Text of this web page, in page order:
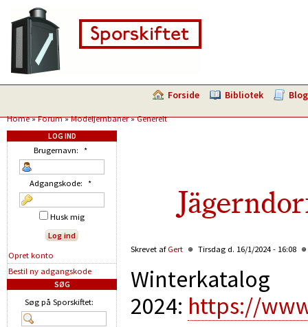
Forside Bibliotek Blog
Home»Forum»Modeljernbaner»Generelt
Skrevet af Gert Tirsdag d. 16/1/2024 - 16:08
Winterkatalog
2024: https://
LOG IND
Brugernavn: *
Adgangskode: *
Husk mig
Opret konto
Bestil ny adgangskode
SØG
Søg på Sporskiftet: